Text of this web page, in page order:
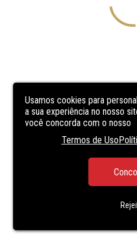
Usamos cookies para
a sua experiência no nosso
você concorda com o nosso
Termos de Uso